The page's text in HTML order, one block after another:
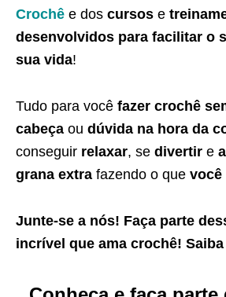
Crochê e dos cursos e
desenvolvidos para facilitar o
sua vida!
Tudo para você fazer crochê
cabeça ou dúvida na hora da
conseguir relaxar, se divertir e
grana extra fazendo o que você
Junte-se a nós! Faça parte
incrível que ama crochê! Saiba